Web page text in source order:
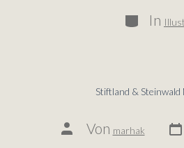
In
Stiftland & Steinwald
Von marhak